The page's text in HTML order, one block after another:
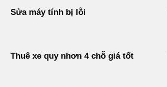
Sửa máy tính bị lỗi
Thuê xe quy nhơn 4 chỗ giá tốt